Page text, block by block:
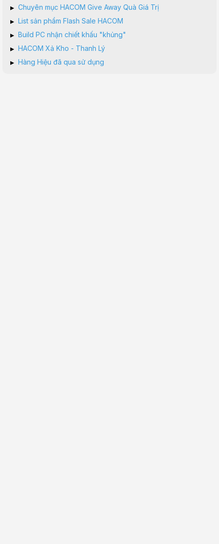
▸ Chuyên mục HACOM Give Away Quà Giá Trị
▸ List sản phẩm Flash Sale HACOM
▸ Build PC nhận chiết khấu "khủng"
▸ HACOM Xả Kho - Thanh Lý
▸ Hàng Hiệu đã qua sử dụng